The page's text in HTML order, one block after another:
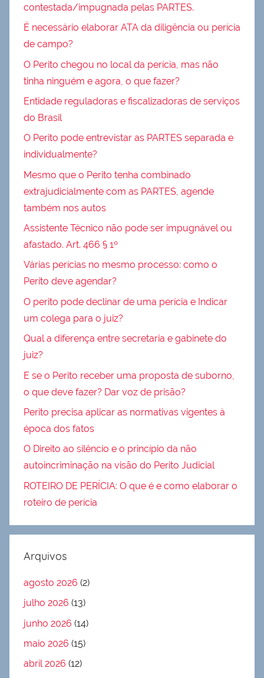
contestada/impugnada pelas PARTES.
É necessário elaborar ATA da diligência ou perícia
de campo?
O Perito chegou no local da perícia, mas não
tinha ninguém e agora, o que fazer?
Entidade reguladoras e fiscalizadoras de serviços
do Brasil
O Perito pode entrevistar as PARTES separada e
individualmente?
Mesmo que o Perito tenha combinado
extrajudicialmente com as PARTES, agende
também nos autos
Assistente Técnico não pode ser impugnável ou
afastado. Art. 466 § 1º
Várias perícias no mesmo processo: como o
Perito deve agendar?
O perito pode declinar de uma perícia e Indicar
um colega para o juiz?
Qual a diferença entre secretaria e gabinete do
juiz?
E se o Perito receber uma proposta de suborno,
o que deve fazer? Dar voz de prisão?
Perito precisa aplicar as normativas vigentes à
época dos fatos
O Direito ao silêncio e o princípio da não
autoincriminação na visão do Perito Judicial
ROTEIRO DE PERÍCIA: O que é e como elaborar o
roteiro de perícia
Arquivos
agosto 2026 (2)
julho 2026 (13)
junho 2026 (14)
maio 2026 (15)
abril 2026 (12)